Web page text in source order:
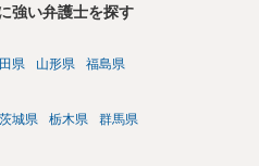
強い弁護士を探す
県 山形県 福島県
茨城県 栃木県 群馬県